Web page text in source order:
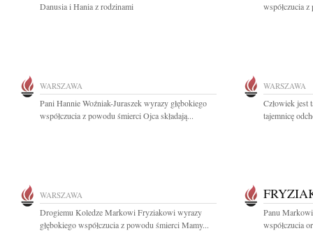
Danusia i Hania z rodzinami
współczucia
WARSZAWA
Pani Hannie Woźniak-Juraszek wyrazy głębokiego
współczucia z powodu śmierci Ojca składają...
WARSZAWA
Człowiek jest
tajemnicę
WARSZAWA
Drogiemu Koledze Markowi Fryziakowi wyrazy
głębokiego współczucia z powodu śmierci Mamy...
Panu
współczucia